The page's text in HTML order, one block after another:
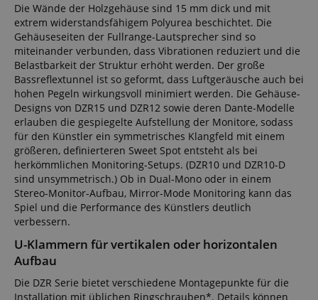
Die Wände der Holzgehäuse sind 15 mm dick und mit
extrem widerstandsfähigem Polyurea beschichtet. Die
Gehäuseseiten der Fullrange-Lautsprecher sind so
miteinander verbunden, dass Vibrationen reduziert und die
Belastbarkeit der Struktur erhöht werden. Der große
Bassreflextunnel ist so geformt, dass Luftgeräusche auch bei
hohen Pegeln wirkungsvoll minimiert werden. Die Gehäuse-
Designs von DZR15 und DZR12 sowie deren Dante-Modelle
erlauben die gespiegelte Aufstellung der Monitore, sodass
für den Künstler ein symmetrisches Klangfeld mit einem
größeren, definierteren Sweet Spot entsteht als bei
herkömmlichen Monitoring-Setups. (DZR10 und DZR10-D
sind unsymmetrisch.) Ob in Dual-Mono oder in einem
Stereo-Monitor-Aufbau, Mirror-Mode Monitoring kann das
Spiel und die Performance des Künstlers deutlich
verbessern.
U-Klammern für vertikalen oder horizontalen
Aufbau
Die DZR Serie bietet verschiedene Montagepunkte für die
Installation mit üblichen Ringschrauben*. Details können